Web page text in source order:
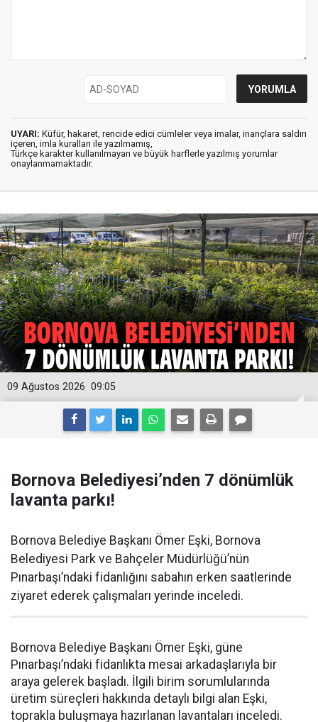
UYARI: Küfür, hakaret, rencide edici cümleler veya imalar, inançlara saldırı
içeren, imla kuralları ile yazılmamış,
Türkçe karakter kullanılmayan ve büyük harflerle yazılmış yorumlar
onaylanmamaktadır.
09:05
09 Ağustos 2026
Bornova Belediyesi’nden 7 dönümlük
lavanta parkı!
Bornova Belediye Başkanı Ömer Eşki, Bornova
Belediyesi Park ve Bahçeler Müdürlüğü’nün
Pınarbaşı’ndaki fidanlığını sabahın erken saatlerinde
ziyaret ederek çalışmaları yerinde inceledi.
Bornova Belediye Başkanı Ömer Eşki, güne
Pınarbaşı’ndaki fidanlıkta mesai arkadaşlarıyla bir
araya gelerek başladı. İlgili birim sorumlularında
üretim süreçleri hakkında detaylı bilgi alan Eşki,
toprakla buluşmaya hazırlanan lavantaları inceledi.